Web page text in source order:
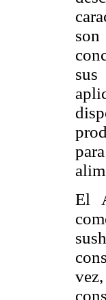
El